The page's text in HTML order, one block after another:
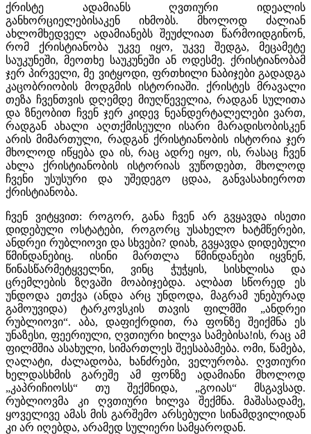
ქრისტე ადამიანს ღვთიური იდეალის
განხორციელებისაკენ იხმობს. მხოლოდ ძალიან
ახლომხედველ ადამიანებს შეუძლიათ წარმოიდგინონ,
რომ ქრისტიანობა უკვე იყო, უკვე შედგა, მეცამეტე
საუკუნეში, მეოთხე საუკუნეში ან ოდესმე. ქრისტიანობამ
ჯერ პირველი, მე ვიტყოდი, ფრთხილი ნაბიჯები გადადგა
კაცობრიობის მოდგმის ისტორიაში. ქრისტეს მრავალი
თეზა ჩვენთვის დღემდე მიუღწეველია, რადგან სულითა
და ზნეობით ჩვენ ჯერ კიდევ ნეანდერტალელები ვართ,
რადგან ახალი აღთქმისეული ისარი მარადისობისკენ
არის მიმართული, რადგან ქრისტიანობის ისტორია ჯერ
მხოლოდ იწყება და ის, რაც ადრე იყო, ის, რასაც ჩვენ
ახლა ქრისტიანობის ისტორიას ვუწოდებთ, მხოლოდ
ჩვენი უსუსური და უშედეგო ცდაა, განვასახიეროთ
ქრისტიანობა.
ჩვენ ვიტყვით: როგორ, განა ჩვენ არ გვყავდა ისეთი
დიდებული ოსტატები, როგორც უსახელო ხატმწერები,
ანდრეი რუბლიოვი და სხვები? დიახ, გვყავდა დიდებული
წმინდანებიც. ისინი მართლა წმინდანები იყვნენ,
წინასწარმეტყველნი, ვინც ჭუჭყის, სისხლისა და
ცრემლების ზღვაში მოაბიჯებდა. ალბათ სწორედ ეს
უნდოდა ეთქვა (ანდა არც უნდოდა, მაგრამ უნებურად
გამოუვიდა) ტარკოვსკის თავის ფილმში „ანდრეი
რუბლიოვი“. აბა, დაფიქრდით, რა ფონზე შეიქმნა ეს
უნაზესი, ფეერიული, ღვთიური ხილვა სამებისა!ის, რაც ამ
ფილმშია ასახული, სიმართლეს შეესაბამება. ომი, წამება,
ღალატი, ძალადობა, ხანძრები, ველურობა. ღვთიური
ხელდასხმის გარეშე ამ ფონზე ადამიანი მხოლოდ
„კაპრიჩიოსს“ თუ შექმნიდა, „გოიას“ მსგავსად.
რუბლიოვმა კი ღვთიური ხილვა შექმნა. მაშასადამე,
ყოველივე ამას მის გარშემო არსებული სინამდვილიდან
კი არ იღებდა, არამედ სულიერი სამყაროდან.